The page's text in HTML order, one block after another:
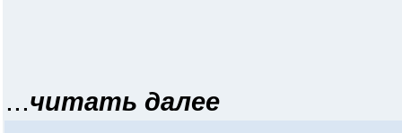
...читать далее